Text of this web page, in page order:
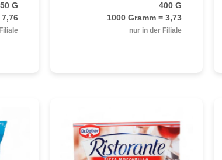
G
7,76
400 G
1000 Gramm = 3,73
nur in der Filiale